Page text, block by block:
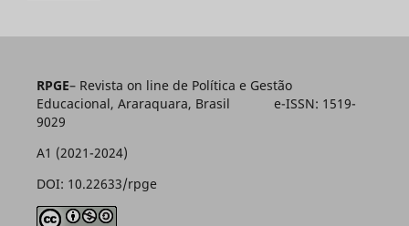
RPGE– Revista on line de Política e Gestão
Educacional, Araraquara, Brasil e-ISSN: 1519-
9029
A1 (2021-2024)
DOI: 10.22633/rpge